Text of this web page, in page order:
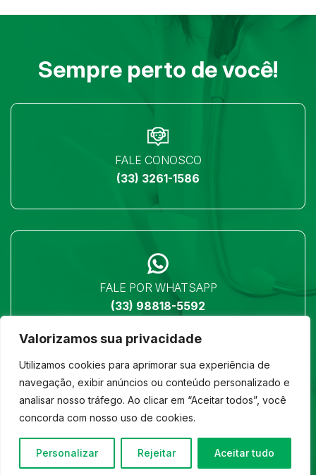
Valorizamos sua privacidade
Utilizamos cookies para aprimorar sua experiência de
navegação, exibir anúncios ou conteúdo personalizado e
analisar nosso tráfego. Ao clicar em “Aceitar todos”, você
concorda com nosso uso de cookies.
Personalizar Rejeitar Aceitar tudo
Sempre perto de você!
FALE CONOSCO
(33) 3261-1586
FALE POR WHATSAPP
(33) 98818-5592
LOCALIZAÇÃO